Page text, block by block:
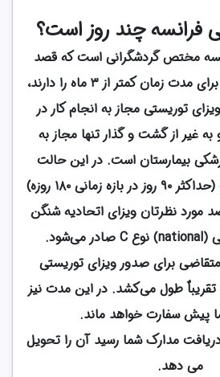
فرانسه چند روز است؟
مختص گردشگرانی است که قصد
بازدید از کشور فرانسه برای مدت زمان کمتر از ۳ ماه را دارند،
توریستی مجاز به انجام کار در
به غیر از گشت و گذار تنها مجاز به
بیمارستان است. در این حالت
بنابر مدت زمان اقامت‌ (حداکثر ۹۰ روز در بازه زمانی ۱۸۰ روزه)
مورد نظرتان ویزای اتحادیه شنگن
برای صدور ویزای توریستی
طول می‌کشد. در این مدت نیز
پیش سفارت خواهد ماند.
مدارک شما رسید آن را تحویل
می دهد.